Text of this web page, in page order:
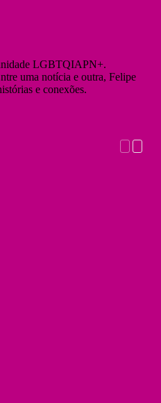
LGBTQIAPN+.
uma notícia e outra, Felipe
e conexões.